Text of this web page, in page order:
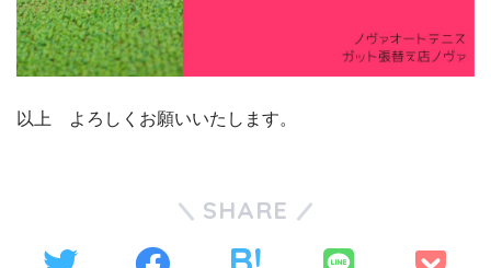
以上 よろしくお願いいたします。
SHARE